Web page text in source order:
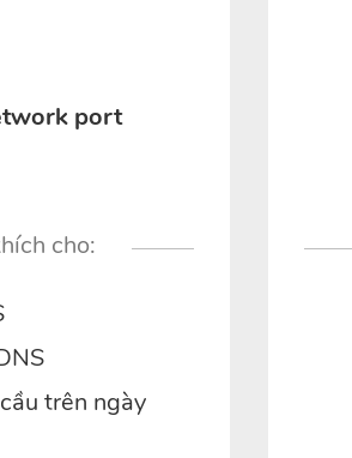
port
cho:
trên ngày